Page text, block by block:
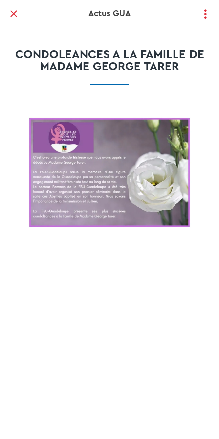
Actus GUA
CONDOLEANCES A LA FAMILLE DE
MADAME GEORGE TARER